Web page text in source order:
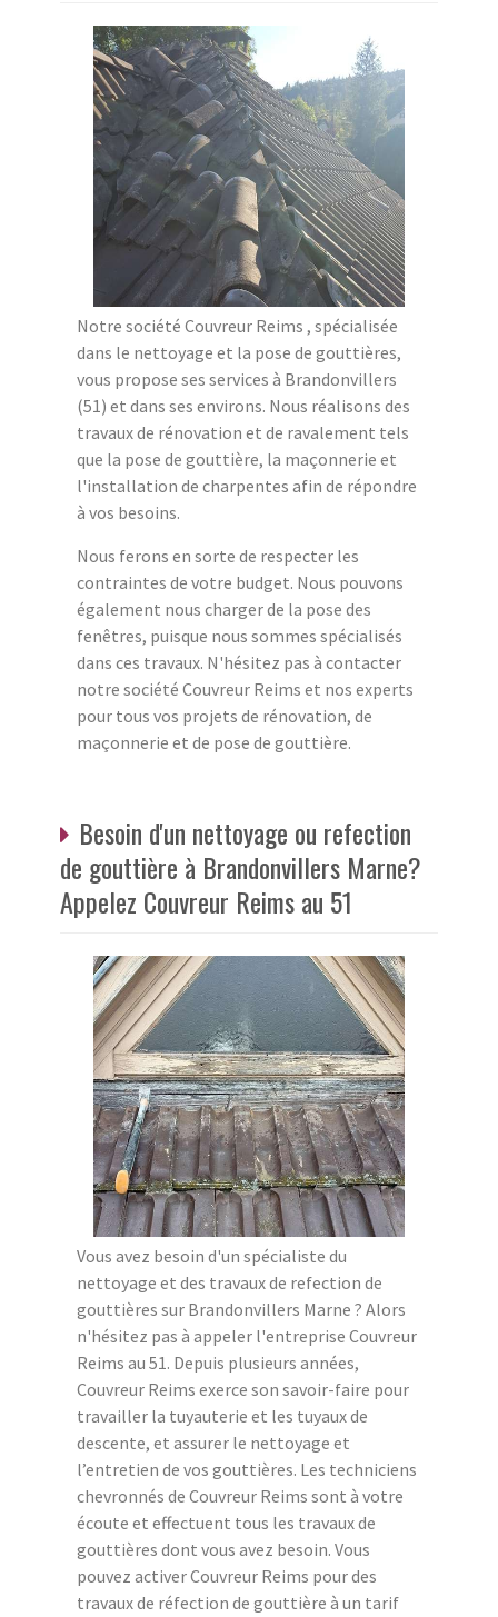
Notre société Couvreur Reims , spécialisée
dans le nettoyage et la pose de gouttières,
vous propose ses services à Brandonvillers
(51) et dans ses environs. Nous réalisons des
travaux de rénovation et de ravalement tels
que la pose de gouttière, la maçonnerie et
l'installation de charpentes afin de répondre
à vos besoins.
Nous ferons en sorte de respecter les
contraintes de votre budget. Nous pouvons
également nous charger de la pose des
fenêtres, puisque nous sommes spécialisés
dans ces travaux. N'hésitez pas à contacter
notre société Couvreur Reims et nos experts
pour tous vos projets de rénovation, de
maçonnerie et de pose de gouttière.
Besoin d'un nettoyage ou refection
de gouttière à Brandonvillers Marne?
Appelez Couvreur Reims au 51
Vous avez besoin d'un spécialiste du
nettoyage et des travaux de refection de
gouttières sur Brandonvillers Marne ? Alors
n'hésitez pas à appeler l'entreprise Couvreur
Reims au 51. Depuis plusieurs années,
Couvreur Reims exerce son savoir-faire pour
travailler la tuyauterie et les tuyaux de
descente, et assurer le nettoyage et
l’entretien de vos gouttières. Les techniciens
chevronnés de Couvreur Reims sont à votre
écoute et effectuent tous les travaux de
gouttières dont vous avez besoin. Vous
pouvez activer Couvreur Reims pour des
travaux de réfection de gouttière à un tarif